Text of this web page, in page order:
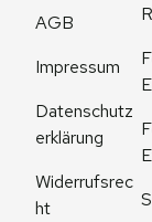
AGB
Impressum
Datenschutz
erklärung
Widerrufsrec
ht